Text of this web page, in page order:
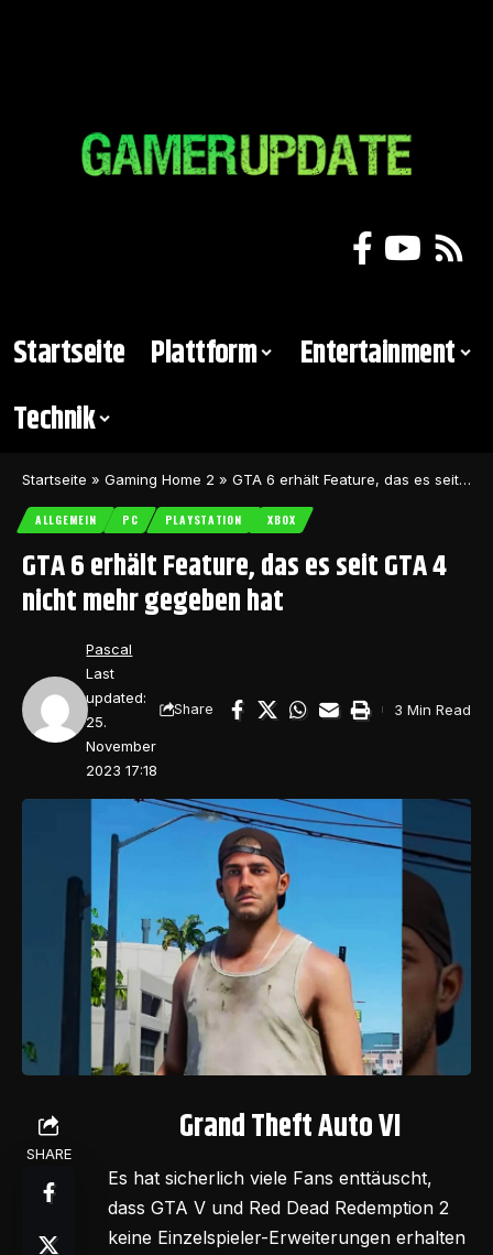
Startseite Plattform
Entertainment
Technik
Startseite » Gaming Home 2 » GTA 6 erhält Feature, das es seit GTA 4 nicht mehr gegeben hat
ALLGEMEIN PC PLAYSTATION XBOX
GTA 6 erhält Feature, das es seit GTA 4
nicht mehr gegeben hat
Last
updated:
25.
November
2023 17:18
Pascal
Share 3 Min Read
SHARE
Grand Theft Auto VI
Es hat sicherlich viele Fans enttäuscht,
dass GTA V und Red Dead Redemption 2
keine Einzelspieler-Erweiterungen erhalten